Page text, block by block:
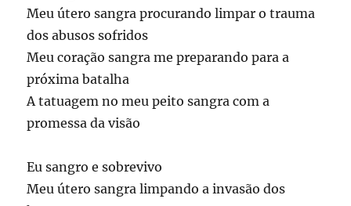
Meu útero sangra procurando limpar o trauma
dos abusos sofridos
Meu coração sangra me preparando para a
próxima batalha
A tatuagem no meu peito sangra com a
promessa da visão
Eu sangro e sobrevivo
Meu útero sangra limpando a invasão dos